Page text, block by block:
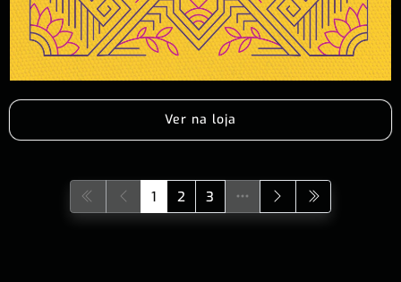
Ver na loja
1 2 3